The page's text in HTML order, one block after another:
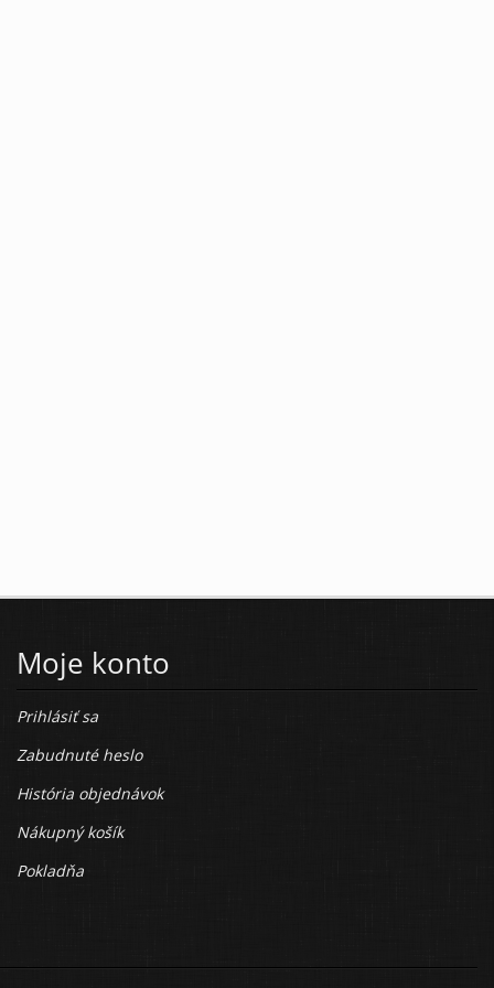
Moje konto
Prihlásiť sa
Zabudnuté heslo
História objednávok
Nákupný košík
Pokladňa